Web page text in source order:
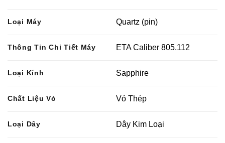
Loại Máy Quartz (pin)
Thông Tin Chi Tiết Máy ETA Caliber 805.112
Loại Kính Sapphire
Chất Liệu Vỏ Vỏ Thép
Loại Dây Dây Kim Loại